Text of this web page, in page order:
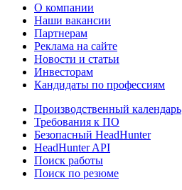
О компании
Наши вакансии
Партнерам
Реклама на сайте
Новости и статьи
Инвесторам
Кандидаты по профессиям
Производственный календарь
Требования к ПО
Безопасный HeadHunter
HeadHunter API
Поиск работы
Поиск по резюме